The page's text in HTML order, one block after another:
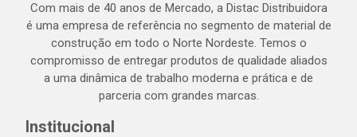
Com mais de 40 anos de Mercado, a Distac Distribuidora
é uma empresa de referência no segmento de material de
construção em todo o Norte Nordeste. Temos o
compromisso de entregar produtos de qualidade aliados
a uma dinâmica de trabalho moderna e prática e de
parceria com grandes marcas.
Institucional